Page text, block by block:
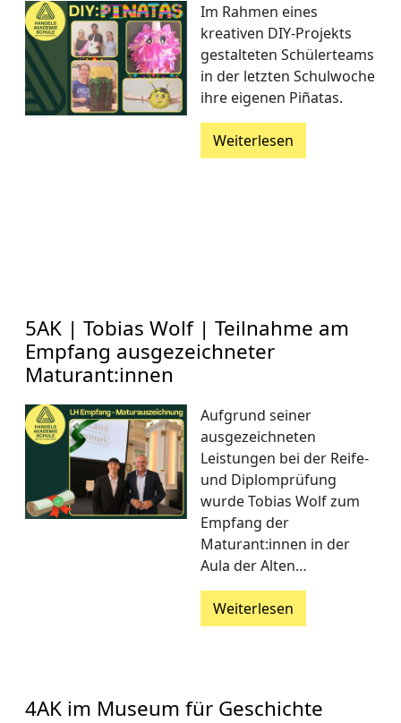
Im Rahmen eines
kreativen DIY-Projekts
gestalteten Schülerteams
in der letzten Schulwoche
ihre eigenen Piñatas.
Weiterlesen
5AK | Tobias Wolf | Teilnahme am
Empfang ausgezeichneter
Maturant:innen
Aufgrund seiner
ausgezeichneten
Leistungen bei der Reife-
und Diplomprüfung
wurde Tobias Wolf zum
Empfang der
Maturant:innen in der
Aula der Alten…
Weiterlesen
4AK im Museum für Geschichte